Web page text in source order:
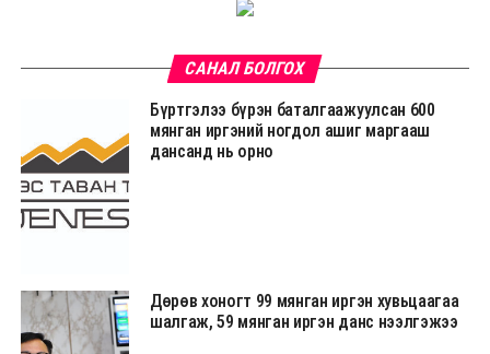
САНАЛ БОЛГОХ
Бүртгэлээ бүрэн баталгаажуулсан 600
мянган иргэний ногдол ашиг маргааш
дансанд нь орно
Дөрөв хоногт 99 мянган иргэн хувьцаагаа
шалгаж, 59 мянган иргэн данс нээлгэжээ